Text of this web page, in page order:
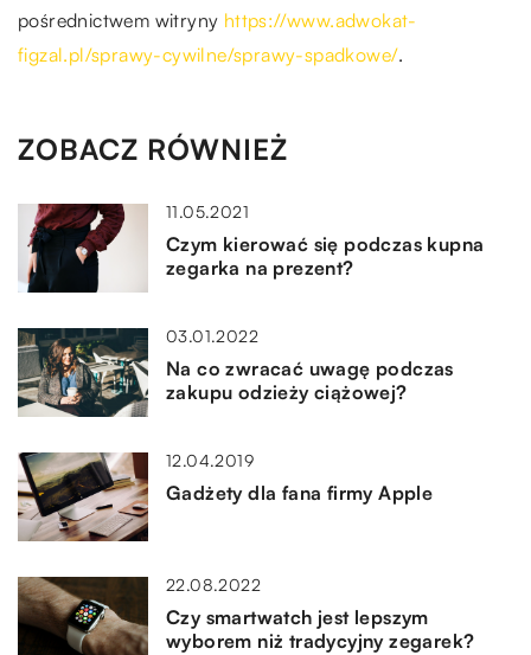
pośrednictwem witryny https://www.adwokat-
figzal.pl/sprawy-cywilne/sprawy-spadkowe/.
ZOBACZ RÓWNIEŻ
11.05.2021
Czym kierować się podczas kupna
zegarka na prezent?
03.01.2022
Na co zwracać uwagę podczas
zakupu odzieży ciążowej?
12.04.2019
Gadżety dla fana firmy Apple
22.08.2022
Czy smartwatch jest lepszym
wyborem niż tradycyjny zegarek?